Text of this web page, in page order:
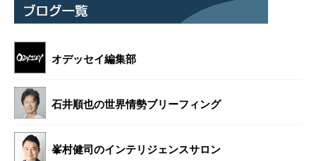
オデッセイ編集部
石井順也の世界情勢ブリーフィング
峯村健司のインテリジェンスサロン